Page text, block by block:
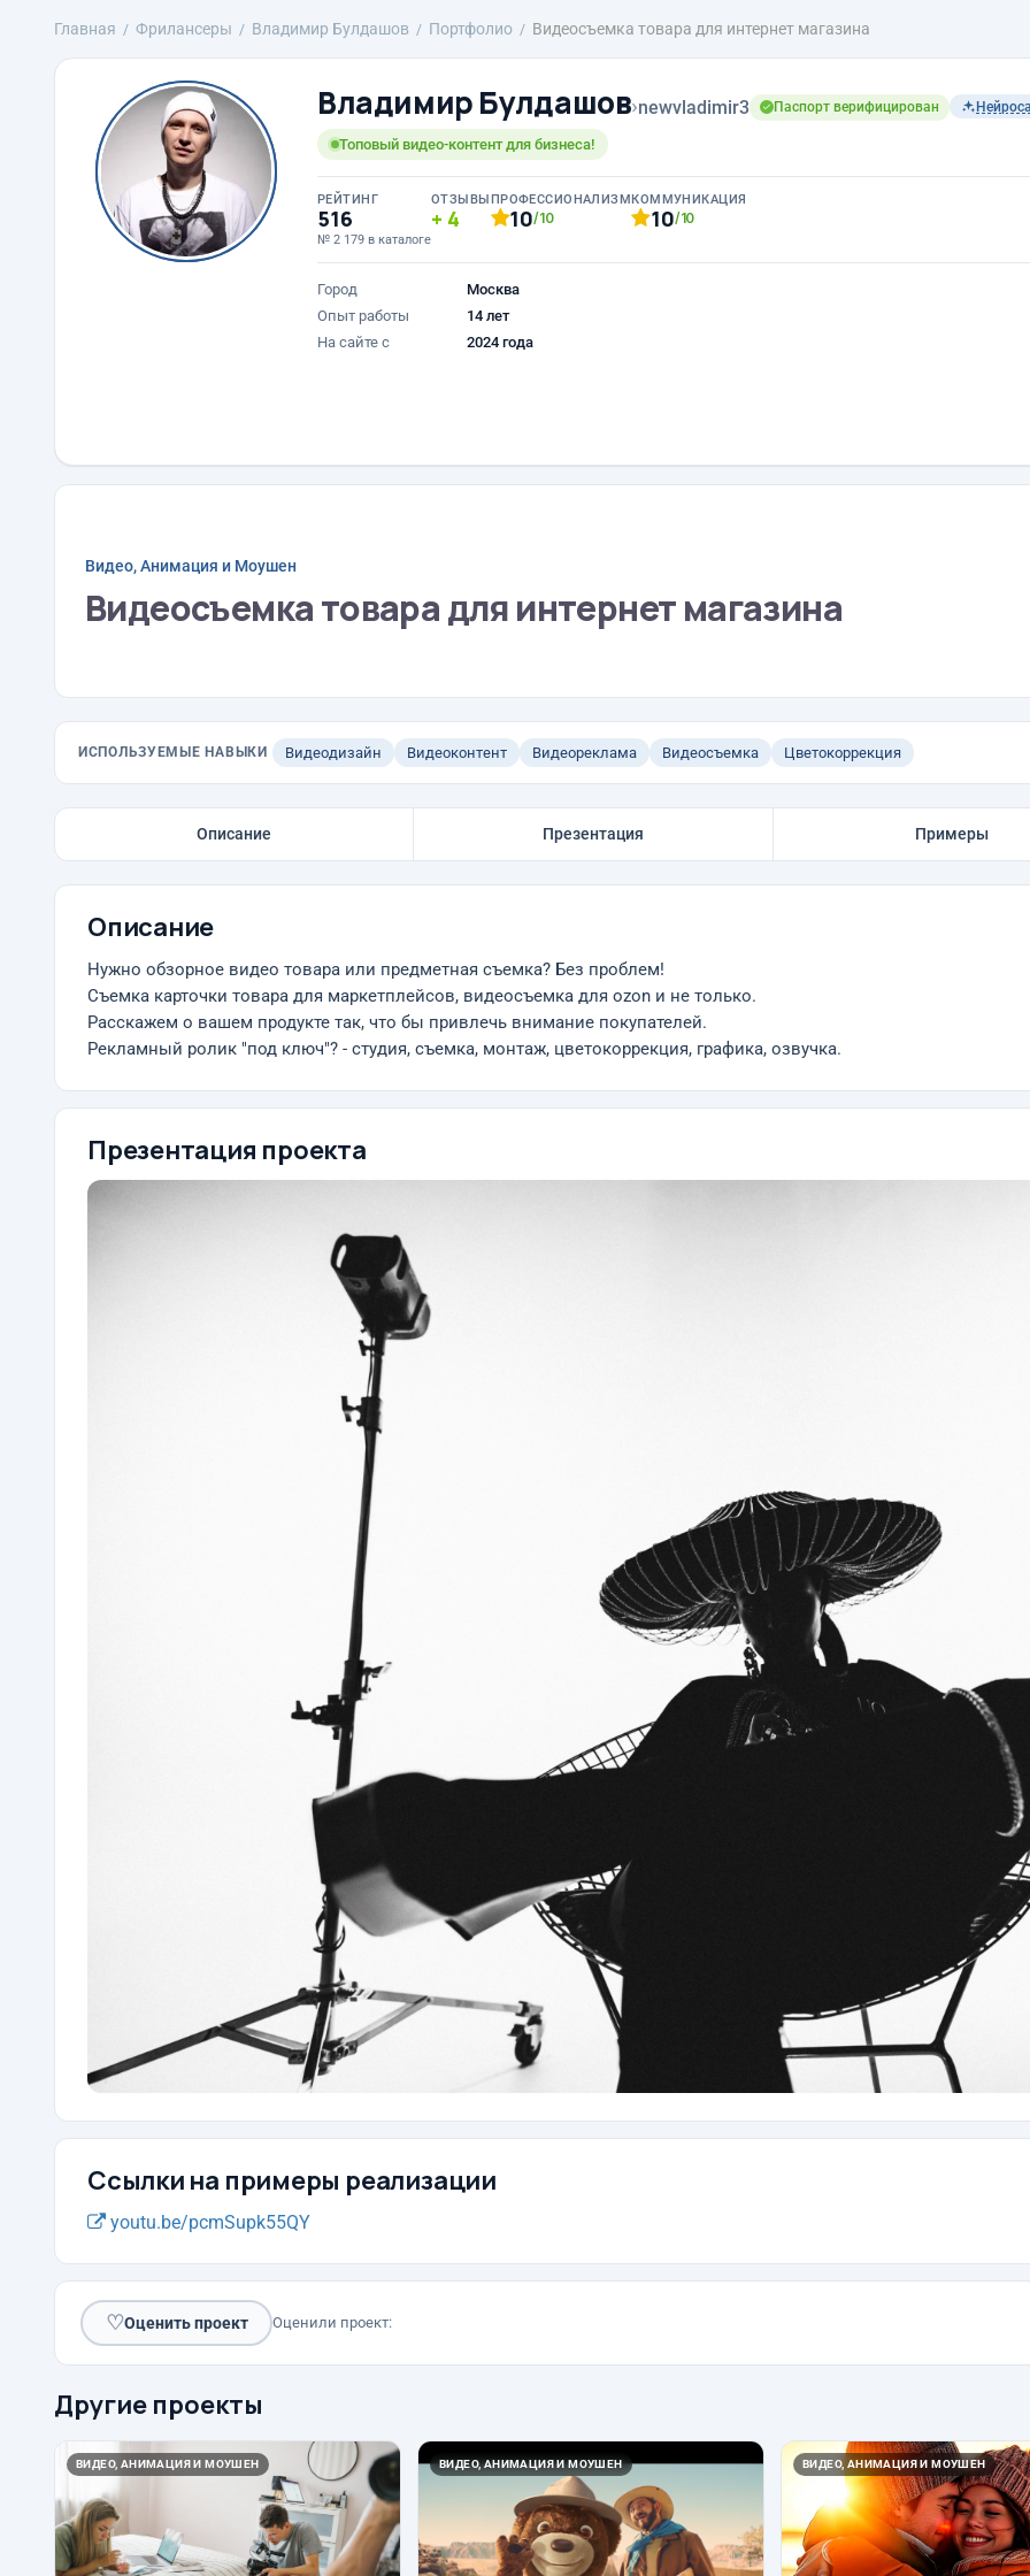
Главная Фрилансеры Владимир Булдашов Портфолио Видеосъемка товара для интернет магазина
Владимир Булдашов›newvladimir3 Паспорт верифицирован
Топовый видео-контент для бизнеса!
РЕЙТИНГ
516
№ 2 179 в каталоге
ОТЗЫВЫ
4
ПРОФЕССИОНАЛИЗМ
10/10
КОММУНИКАЦИЯ
10/10
Город
Москва
Опыт работы
14 лет
На сайте с
2024 года
Видео, Анимация и Моушен
Видеосъемка товара для интернет магазина
ИСПОЛЬЗУЕМЫЕ НАВЫКИ Видеодизайн Видеоконтент Видеореклама Видеосъемка Цветокоррекция
Описание Презентация Примеры
Описание
Нужно обзорное видео товара или предметная съемка? Без проблем!
Съемка карточки товара для маркетплейсов, видеосъемка для ozon и не только.
Расскажем о вашем продукте так, что бы привлечь внимание покупателей.
Рекламный ролик "под ключ"? - студия, съемка, монтаж, цветокоррекция, графика, озвучка.
Презентация проекта
Ссылки на примеры реализации
youtu.be/pcmSupk55QY
♡Оценить проект Оценили проект:
Другие проекты
ВИДЕО, АНИМАЦИЯ И МОУШЕН ВИДЕО, АНИМАЦИЯ И МОУШЕН ВИДЕО, АНИМАЦИЯ И МОУШЕН